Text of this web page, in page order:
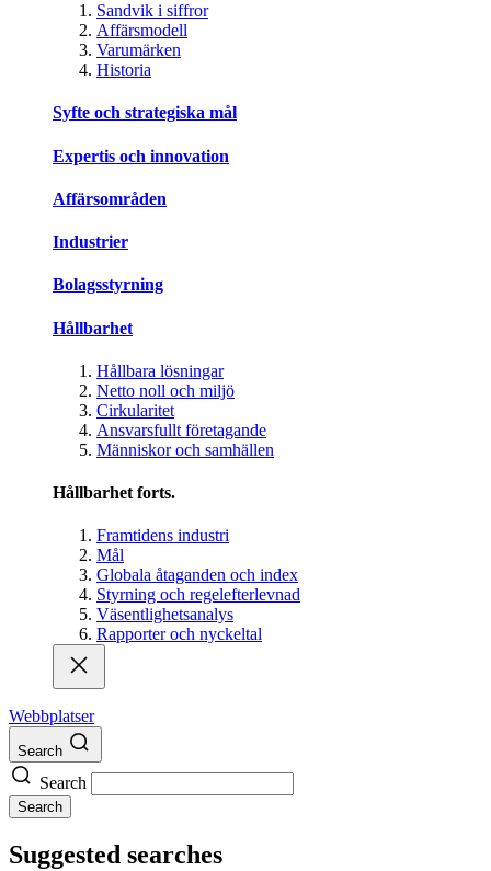
Sandvik i siffror
Affärsmodell
Varumärken
Historia
Syfte och strategiska mål
Expertis och innovation
Affärsområden
Industrier
Bolagsstyrning
Hållbarhet
Hållbara lösningar
Netto noll och miljö
Cirkularitet
Ansvarsfullt företagande
Människor och samhällen
Hållbarhet forts.
Framtidens industri
Mål
Globala åtaganden och index
Styrning och regelefterlevnad
Väsentlighetsanalys
Rapporter och nyckeltal
Webbplatser
Search
Search
Search
Suggested searches